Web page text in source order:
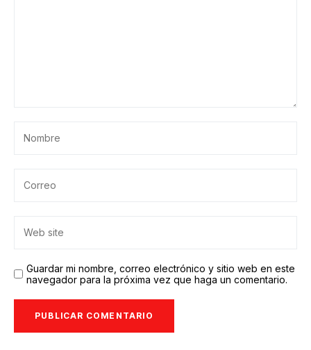
Guardar mi nombre, correo electrónico y sitio web en este
navegador para la próxima vez que haga un comentario.